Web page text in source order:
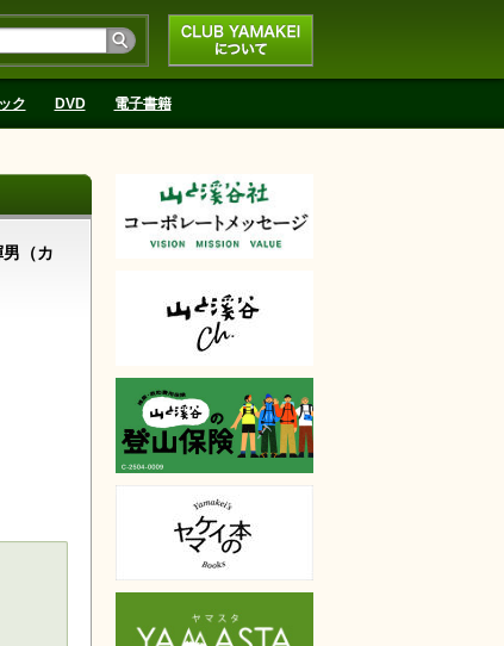
CLUB YAMAKEIにつ
いて
ク DVD 電子書籍
（カ
入